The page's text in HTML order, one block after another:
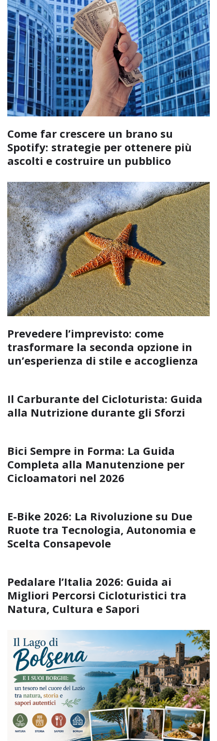
Come far crescere un brano su
Spotify: strategie per ottenere più
ascolti e costruire un pubblico
Prevedere l’imprevisto: come
trasformare la seconda opzione in
un’esperienza di stile e accoglienza
Il Carburante del Cicloturista: Guida
alla Nutrizione durante gli Sforzi
Bici Sempre in Forma: La Guida
Completa alla Manutenzione per
Cicloamatori nel 2026
E-Bike 2026: La Rivoluzione su Due
Ruote tra Tecnologia, Autonomia e
Scelta Consapevole
Pedalare l’Italia 2026: Guida ai
Migliori Percorsi Cicloturistici tra
Natura, Cultura e Sapori